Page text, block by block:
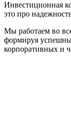
Инвестиционная
это про
Мы работаем во
формируя
корпоративных и